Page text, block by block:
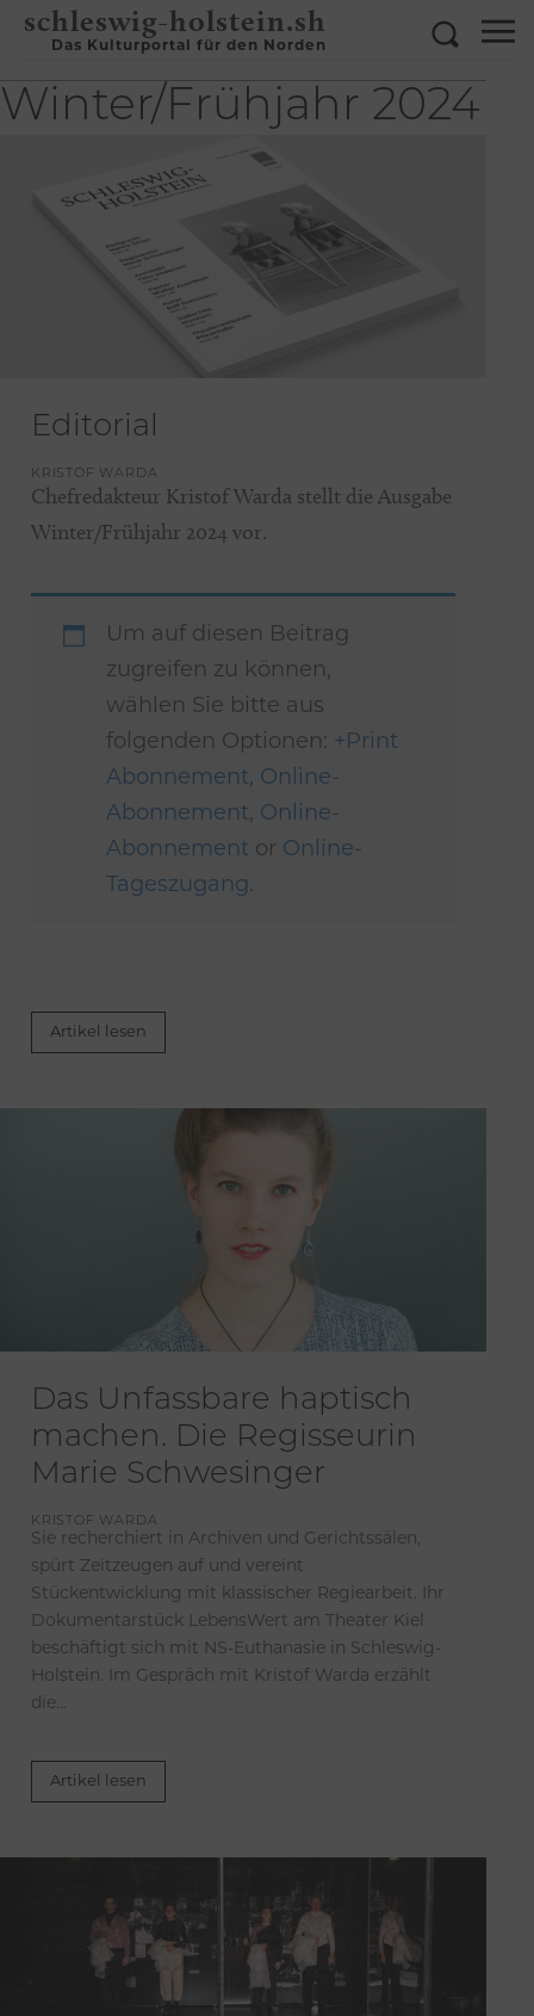
schleswig-holstein.sh
Das Kulturportal für den Norden
Winter/Frühjahr 2024
Editorial
KRISTOF WARDA
Chefredakteur Kristof Warda stellt die Ausgabe
Winter/Frühjahr 2024 vor.
Um auf diesen Beitrag
zugreifen zu können,
wählen Sie bitte aus
folgenden Optionen: +Print
Abonnement, Online-
Abonnement, Online-
Abonnement or Online-
Tageszugang.
Artikel lesen
Das Unfassbare haptisch
machen. Die Regisseurin
Marie Schwesinger
KRISTOF WARDA
Sie recherchiert in Archiven und Gerichtssälen,
spürt Zeitzeugen auf und vereint
Stückentwicklung mit klassischer Regiearbeit. Ihr
Dokumentarstück LebensWert am Theater Kiel
beschäftigt sich mit NS-Euthanasie in Schleswig-
Holstein. Im Gespräch mit Kristof Warda erzählt
die...
Artikel lesen